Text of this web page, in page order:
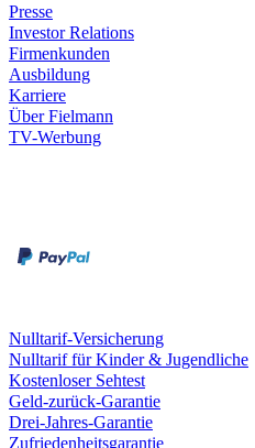
Presse
Investor Relations
Firmenkunden
Ausbildung
Karriere
Über Fielmann
TV-Werbung
Nulltarif-Versicherung
Nulltarif für Kinder & Jugendliche
Kostenloser Sehtest
Geld-zurück-Garantie
Drei-Jahres-Garantie
Zufriedenheitsgarantie